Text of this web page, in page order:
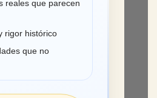
reales que parecen
rigor histórico
que no